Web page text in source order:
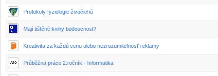
Protokoly fyziologie živočichů
Mají tištěné knihy budoucnost?
Kreativita za každú cenu alebo nezrozumiteľnosť reklamy
Průběžná práce 2.ročník - Informatika